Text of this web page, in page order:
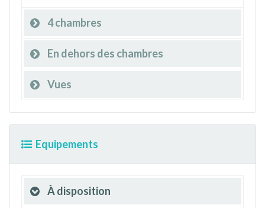
4 chambres
En dehors des chambres
Vues
Equipements
À disposition